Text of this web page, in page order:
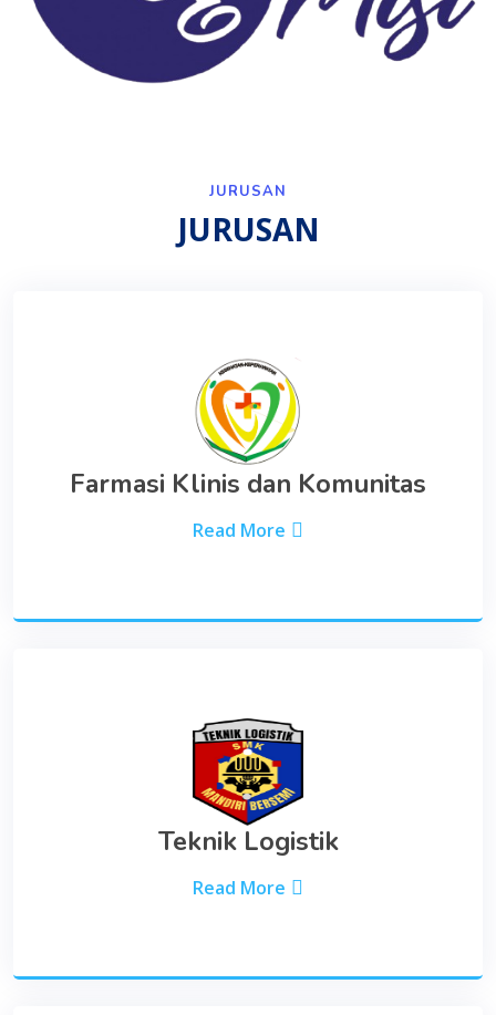
JURUSAN
JURUSAN
Farmasi Klinis dan Komunitas
Read More
Teknik Logistik
Read More